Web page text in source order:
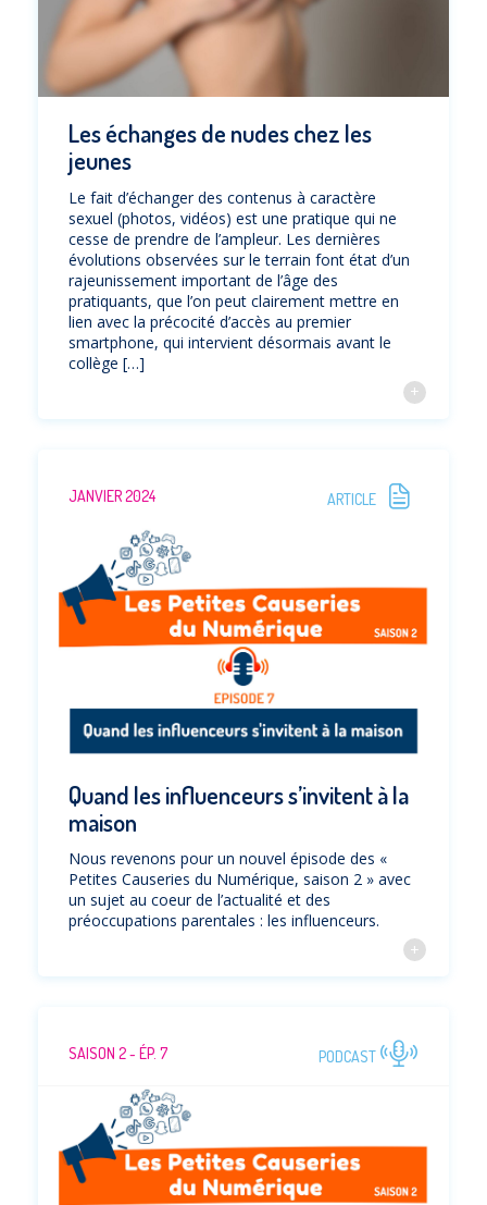
Les échanges de nudes chez les
jeunes
Le fait d’échanger des contenus à caractère
sexuel (photos, vidéos) est une pratique qui ne
cesse de prendre de l’ampleur. Les dernières
évolutions observées sur le terrain font état d’un
rajeunissement important de l’âge des
pratiquants, que l’on peut clairement mettre en
lien avec la précocité d’accès au premier
smartphone, qui intervient désormais avant le
collège […]
JANVIER 2024 ARTICLE
Quand les influenceurs s’invitent à la
maison
Nous revenons pour un nouvel épisode des «
Petites Causeries du Numérique, saison 2 » avec
un sujet au coeur de l’actualité et des
préoccupations parentales : les influenceurs.
SAISON 2 - ÉP. 7 PODCAST